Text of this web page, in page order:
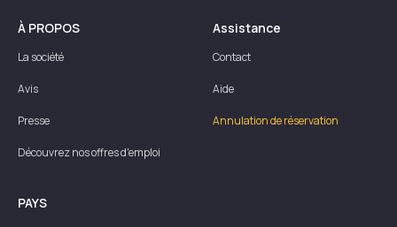
À PROPOS
La société
Avis
Presse
Découvrez nos offres d'emploi
Assistance
Contact
Aide
Annulation de réservation
PAYS